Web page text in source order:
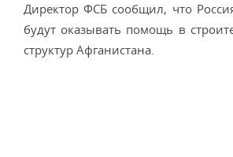
Директор ФСБ сообщил, что
будут оказывать помощь в
структур Афганистана.